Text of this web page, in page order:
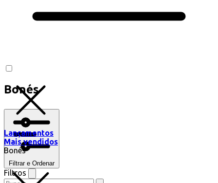
Lançamentos
Mais vendidos
Bonés
Bonés
Filtrar e Ordenar
Filtros